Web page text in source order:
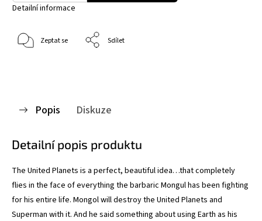
Detailní informace
Zeptat se Sdílet
Popis Diskuze
Detailní popis produktu
The United Planets is a perfect, beautiful idea…that completely
flies in the face of everything the barbaric Mongul has been fighting
for his entire life. Mongol will destroy the United Planets and
Superman with it. And he said something about using Earth as his